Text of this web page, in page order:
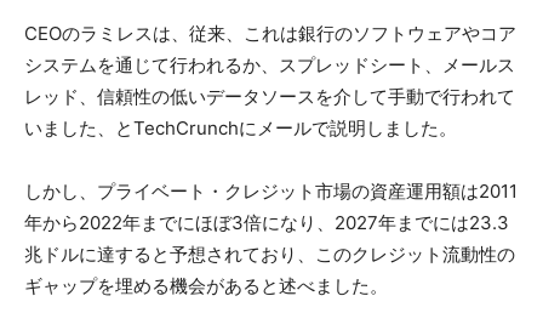
CEOのラミレスは、従来、これは銀行のソフトウェアやコア
システムを通じて行われるか、スプレッドシート、メールス
レッド、信頼性の低いデータソースを介して手動で行われて
いました、とTechCrunchにメールで説明しました。
しかし、プライベート・クレジット市場の資産運用額は2011
年から2022年までにほぼ3倍になり、2027年までには23.3
兆ドルに達すると予想されており、このクレジット流動性の
ギャップを埋める機会があると述べました。